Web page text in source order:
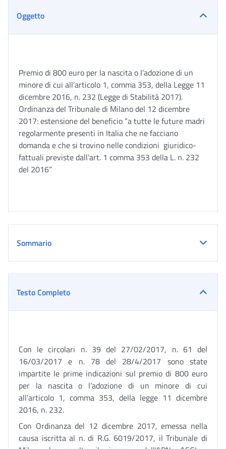
Oggetto
Premio di 800 euro per la nascita o l’adozione di un
minore di cui all’articolo 1, comma 353, della Legge 11
dicembre 2016, n. 232 (Legge di Stabilità 2017).
Ordinanza del Tribunale di Milano del 12 dicembre
2017: estensione del beneficio “a tutte le future madri
regolarmente presenti in Italia che ne facciano
domanda e che si trovino nelle condizioni giuridico-
fattuali previste dall’art. 1 comma 353 della L. n. 232
del 2016”
Sommario
Testo Completo
Con le circolari n. 39 del 27/02/2017, n. 61 del
16/03/2017 e n. 78 del 28/4/2017 sono state
impartite le prime indicazioni sul premio di 800 euro
per la nascita o l’adozione di un minore di cui
all’articolo 1, comma 353, della legge 11 dicembre
2016, n. 232.
Con Ordinanza del 12 dicembre 2017, emessa nella
causa iscritta al n. di R.G. 6019/2017, il Tribunale di